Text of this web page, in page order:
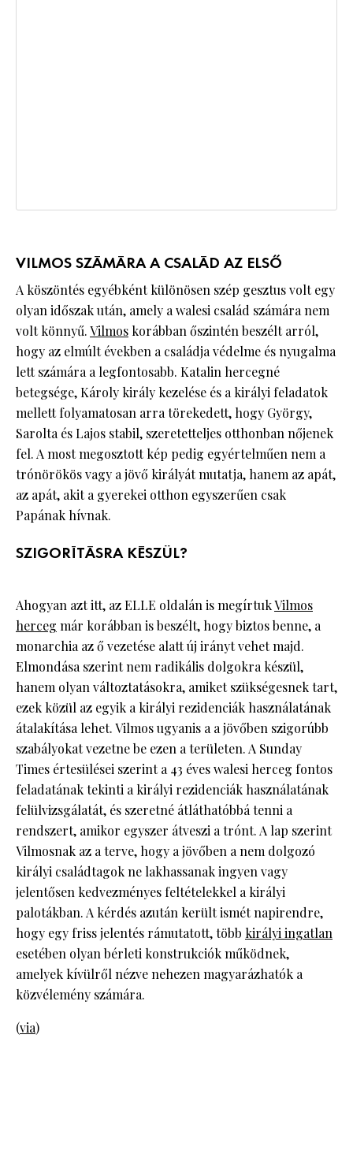
VILMOS SZÁMÁRA A CSALÁD AZ ELSŐ
A köszöntés egyébként különösen szép gesztus volt egy
olyan időszak után, amely a walesi család számára nem
volt könnyű.Vilmos korábban őszintén beszélt arról,
hogy az elmúlt években a családja védelme és nyugalma
lett számára a legfontosabb. Katalin hercegné
betegsége, Károly király kezelése és a királyi feladatok
mellett folyamatosan arra törekedett, hogy György,
Sarolta és Lajos stabil, szeretetteljes otthonban nőjenek
fel. A most megosztott kép pedig egyértelműen nem a
trónörökös vagy a jövő királyát mutatja, hanem az apát,
az apát, akit a gyerekei otthon egyszerűen csak
Papának hívnak.
SZIGORÍTÁSRA KÉSZÜL?
Ahogyan azt itt, az ELLE oldalán is megírtukVilmos
herceg már korábban is beszélt, hogy biztos benne, a
monarchia az ő vezetése alatt új irányt vehet majd.
Elmondása szerint nem radikális dolgokra készül,
hanem olyan változtatásokra, amiket szükségesnek tart,
ezek közül az egyik a királyi rezidenciák használatának
átalakítása lehet. Vilmos ugyanis a a jövőben szigorúbb
szabályokat vezetne be ezen a területen. A Sunday
Times értesülései szerint a 43 éves walesi herceg fontos
feladatának tekinti a királyi rezidenciák használatának
felülvizsgálatát, és szeretné átláthatóbbá tenni a
rendszert, amikor egyszer átveszi a trónt. A lap szerint
Vilmosnak az a terve, hogy a jövőben a nem dolgozó
királyi családtagok ne lakhassanak ingyen vagy
jelentősen kedvezményes feltételekkel a királyi
palotákban. A kérdés azután került ismét napirendre,
hogy egy friss jelentés rámutatott, több királyi ingatlan
esetében olyan bérleti konstrukciók működnek,
amelyek kívülről nézve nehezen magyarázhatók a
közvélemény számára.
(via)